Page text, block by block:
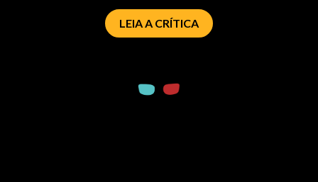
LEIA A CRÍTICA